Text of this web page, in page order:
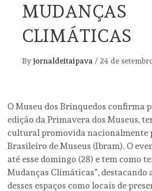
MUDANÇAS
CLIMÁTICAS
By jornaldeitaipava / 24 de
O Museu dos Brinquedos confirma
edição da Primavera dos Museus,
cultural promovida nacionalmente
Brasileiro de Museus (Ibram). O
até esse domingo (28) e tem como
Mudanças Climáticas”, destacando
desses espaços como locais de